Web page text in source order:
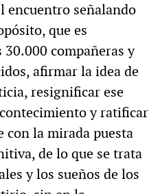
encuentro señalando
que es
compañeras y
afirmar la idea de
resignificar ese
y ratificar
con la mirada puesta
de lo que se trata
y los sueños de los